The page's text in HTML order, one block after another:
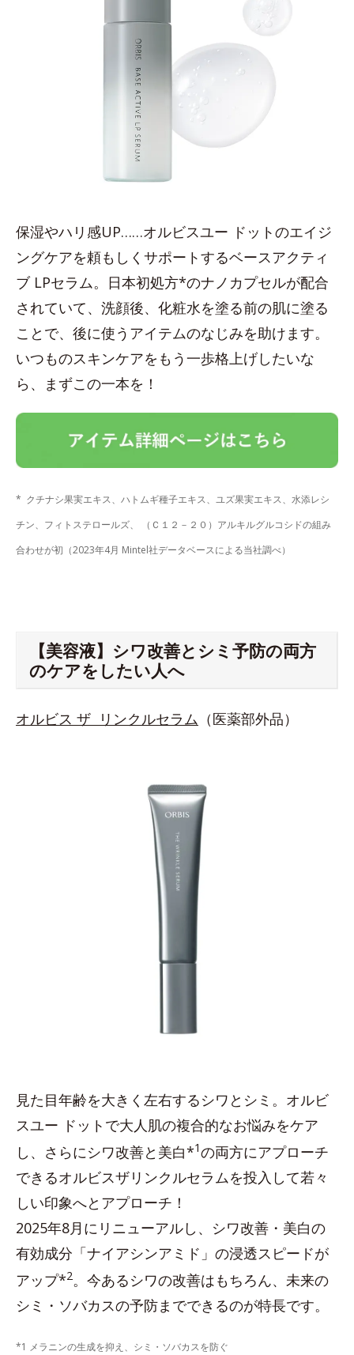
保湿やハリ感UP……オルビスユー ドットのエイジ
ングケアを頼もしくサポートするベースアクティ
ブ LPセラム。日本初処方*のナノカプセルが配合
されていて、洗顔後、化粧水を塗る前の肌に塗る
ことで、後に使うアイテムのなじみを助けます。
いつものスキンケアをもう一歩格上げしたいな
ら、まずこの一本を！
* クチナシ果実エキス、ハトムギ種子エキス、ユズ果実エキス、水添レシ
チン、フィトステロールズ、 （Ｃ１２－２０）アルキルグルコシドの組み
合わせが初（2023年4月 Mintel社データベースによる当社調べ）
【美容液】シワ改善とシミ予防の両方
のケアをしたい人へ
オルビス ザ リンクルセラム （医薬部外品）
見た目年齢を大きく左右するシワとシミ。オルビ
スユー ドットで大人肌の複合的なお悩みをケア
し、さらにシワ改善と美白*1の両方にアプローチ
できるオルビスザリンクルセラムを投入して若々
しい印象へとアプローチ！
2025年8月にリニューアルし、シワ改善・美白の
有効成分「ナイアシンアミド」の浸透スピードが
アップ*2。今あるシワの改善はもちろん、未来の
シミ・ソバカスの予防までできるのが特長です。
*1 メラニンの生成を抑え、シミ・ソバカスを防ぐ